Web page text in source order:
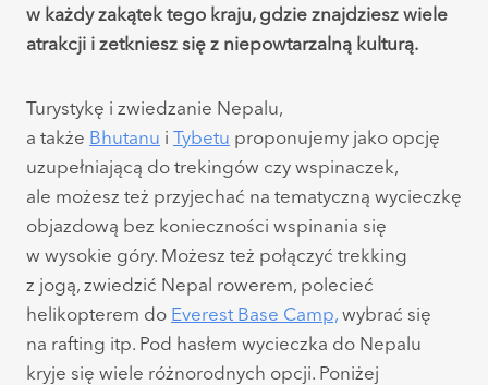
w każdy zakątek tego kraju, gdzie znajdziesz wiele
atrakcji i zetkniesz się z niepowtarzalną kulturą.
Turystykę i zwiedzanie Nepalu,
a także Bhutanu i Tybetu proponujemy jako opcję
uzupełniającą do trekingów czy wspinaczek,
ale możesz też przyjechać na tematyczną wycieczkę
objazdową bez konieczności wspinania się
w wysokie góry. Możesz też połączyć trekking
z jogą, zwiedzić Nepal rowerem, polecieć
helikopterem do Everest Base Camp, wybrać się
na rafting itp. Pod hasłem wycieczka do Nepalu
kryje się wiele różnorodnych opcji. Poniżej